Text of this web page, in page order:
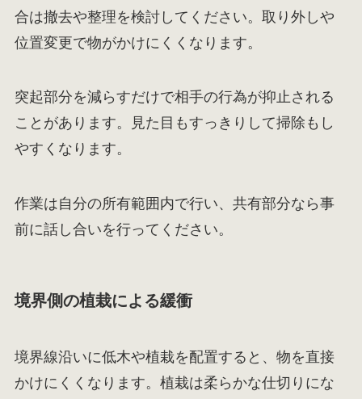
合は撤去や整理を検討してください。取り外しや
位置変更で物がかけにくくなります。
突起部分を減らすだけで相手の行為が抑止される
ことがあります。見た目もすっきりして掃除もし
やすくなります。
作業は自分の所有範囲内で行い、共有部分なら事
前に話し合いを行ってください。
境界側の植栽による緩衝
境界線沿いに低木や植栽を配置すると、物を直接
かけにくくなります。植栽は柔らかな仕切りにな